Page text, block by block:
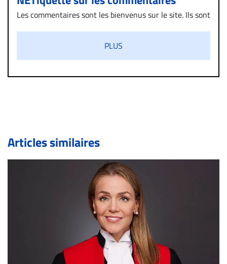
Les commentaires sont les bienvenus sur le site. Ils sont
diffamatoire. Si malgré cette politique de modération,
un commentaire publié sur le site vous dérange, prenez
immédiatement contact par courriel (info@droit-
de validation, un droit de réponse.
Bien à vous,
La Rédaction de Droit-inc.com
PLUS
Articles similaires